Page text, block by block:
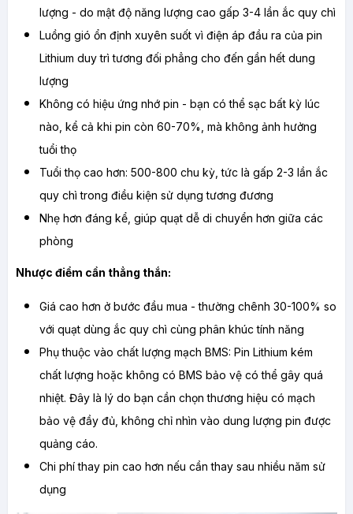
lượng - do mật độ năng lượng cao gấp 3-4 lần ắc quy chì
Luồng gió ổn định xuyên suốt vì điện áp đầu ra của pin
Lithium duy trì tương đối phẳng cho đến gần hết dung
lượng
Không có hiệu ứng nhớ pin - bạn có thể sạc bất kỳ lúc
nào, kể cả khi pin còn 60-70%, mà không ảnh hưởng
tuổi thọ
Tuổi thọ cao hơn: 500-800 chu kỳ, tức là gấp 2-3 lần ắc
quy chì trong điều kiện sử dụng tương đương
Nhẹ hơn đáng kể, giúp quạt dễ di chuyển hơn giữa các
phòng
Nhược điểm cần thẳng thắn:
Giá cao hơn ở bước đầu mua - thường chênh 30-100% so
với quạt dùng ắc quy chì cùng phân khúc tính năng
Phụ thuộc vào chất lượng mạch BMS: Pin Lithium kém
chất lượng hoặc không có BMS bảo vệ có thể gây quá
nhiệt. Đây là lý do bạn cần chọn thương hiệu có mạch
bảo vệ đầy đủ, không chỉ nhìn vào dung lượng pin được
quảng cáo.
Chi phí thay pin cao hơn nếu cần thay sau nhiều năm sử
dụng